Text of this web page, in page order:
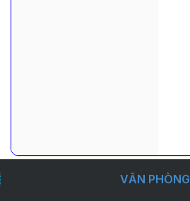
VĂN PHÒNG